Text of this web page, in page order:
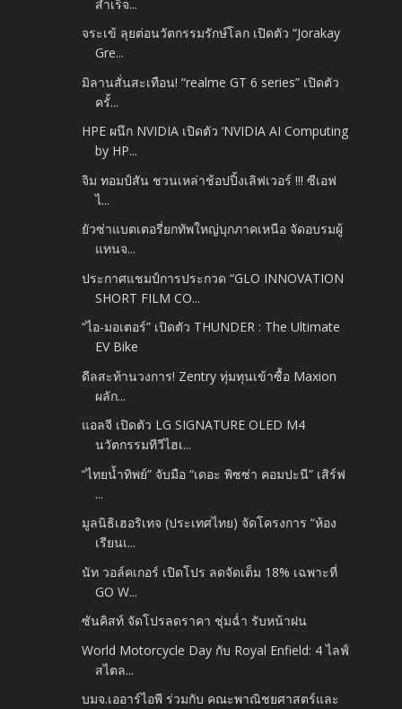
สำเร็จ...
จระเข้ ลุยต่อนวัตกรรมรักษ์โลก เปิดตัว “Jorakay
Gre...
มิลานสั่นสะเทือน! “realme GT 6 series” เปิดตัว
ครั้...
HPE ผนึก NVIDIA เปิดตัว ‘NVIDIA AI Computing
by HP...
จิม ทอมป์สัน ชวนเหล่าช้อปปิ้งเลิฟเวอร์ !!! ซีเอฟ
ไ...
ยัวซ่าแบตเตอรี่ยกทัพใหญ่บุกภาคเหนือ จัดอบรมผู้
แทนจ...
ประกาศแชมป์การประกวด “GLO INNOVATION
SHORT FILM CO...
“ไอ-มอเตอร์” เปิดตัว THUNDER : The Ultimate
EV Bike
ดีลสะท้านวงการ! Zentry ทุ่มทุนเข้าซื้อ Maxion
ผลัก...
แอลจี เปิดตัว LG SIGNATURE OLED M4
นวัตกรรมทีวีไฮเ...
“ไทยน้ำทิพย์” จับมือ “เดอะ พิซซ่า คอมปะนี” เสิร์ฟ
...
มูลนิธิเฮอริเทจ (ประเทศไทย) จัดโครงการ “ห้อง
เรียนเ...
นัท วอล์คเกอร์ เปิดโปร ลดจัดเต็ม 18% เฉพาะที่
GO W...
ซันคิสท์ จัดโปรลดราคา ชุ่มฉ่ำ รับหน้าฝน
World Motorcycle Day กับ Royal Enfield: 4 ไลฟ์
สไตล...
บมจ.เออาร์ไอพี ร่วมกับ คณะพาณิชยศาสตร์และ